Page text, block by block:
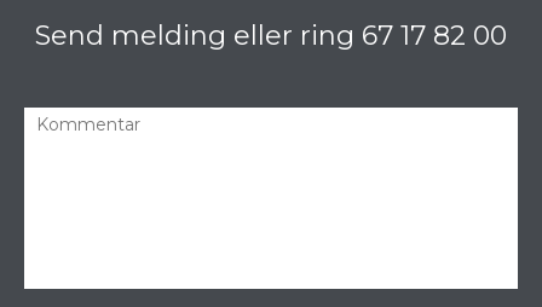
Send melding eller ring 67 17 82 00